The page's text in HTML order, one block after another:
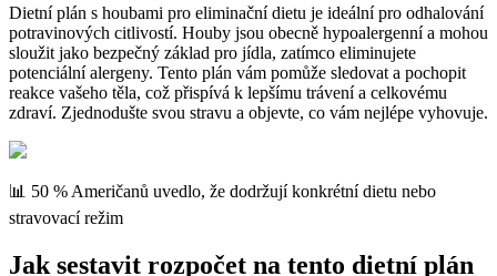
Dietní plán s houbami pro eliminační dietu je ideální pro odhalování
potravinových citlivostí. Houby jsou obecně hypoalergenní a mohou
sloužit jako bezpečný základ pro jídla, zatímco eliminujete
potenciální alergeny. Tento plán vám pomůže sledovat a pochopit
reakce vašeho těla, což přispívá k lepšímu trávení a celkovému
zdraví. Zjednodušte svou stravu a objevte, co vám nejlépe vyhovuje.
📊 50 % Američanů uvedlo, že dodržují konkrétní dietu nebo
stravovací režim
Jak sestavit rozpočet na tento dietní plán